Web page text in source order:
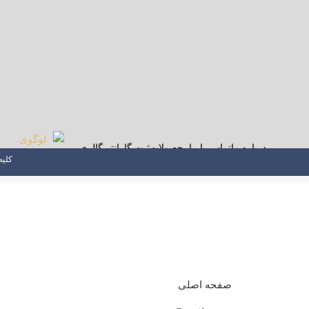
درباره ماتماس با مامحصولاتثبت گارانتیگالری
صفحه اصلی